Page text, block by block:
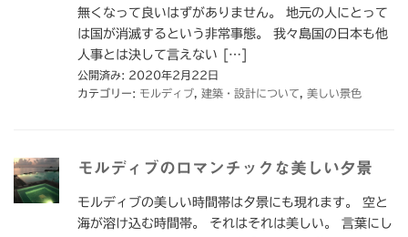
無くなって良いはずがありません。 地元の人にとって
は国が消滅するという非常事態。 我々島国の日本も他
人事とは決して言えない […]
公開済み: 2020年2月22日
カテゴリー: モルディブ 建築・設計について 美しい景色
モルディブのロマンチックな美しい夕景
モルディブの美しい時間帯は夕景にも現れます。 空と
海が溶け込む時間帯。 それはそれは美しい。 言葉にし